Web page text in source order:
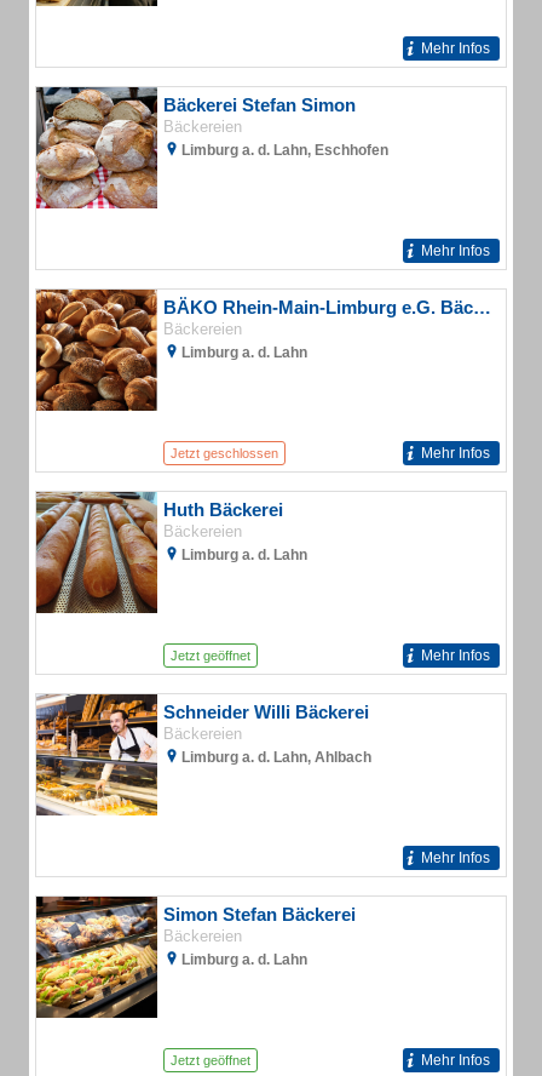
Mehr Infos
Bäckerei Stefan Simon
Bäckereien
Limburg a. d. Lahn, Eschhofen
Mehr Infos
BÄKO Rhein-Main-Limburg e.G. Bäckereieinkauf
Bäckereien
Limburg a. d. Lahn
Jetzt geschlossen Mehr Infos
Huth Bäckerei
Bäckereien
Limburg a. d. Lahn
Jetzt geöffnet Mehr Infos
Schneider Willi Bäckerei
Bäckereien
Limburg a. d. Lahn, Ahlbach
Mehr Infos
Simon Stefan Bäckerei
Bäckereien
Limburg a. d. Lahn
Jetzt geöffnet Mehr Infos